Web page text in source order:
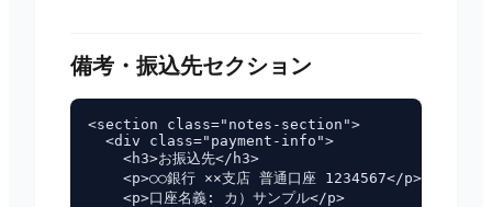
備考・振込先セクション
<section class="notes-section">
  <div class="payment-info">
    <h3>お振込先</h3>
    <p>○○銀行 ××支店 普通口座 1234567</p>
    <p>口座名義: カ）サンプル</p>